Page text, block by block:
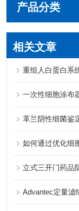
产品分类
相关文章
重组人白蛋白系
一次性细胞涂布
革兰阴性细菌鉴
如何通过优化细
立式三开门药品
Advantec定量滤